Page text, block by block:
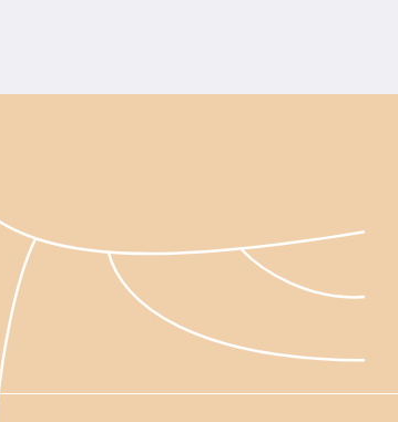
стані. За умови дотримання умов
вони активізуються і починають
органіки. Бактерії також
для приготування квасу,
травлення.
склад, вік насаджень та інші
Надлишок провокує активне